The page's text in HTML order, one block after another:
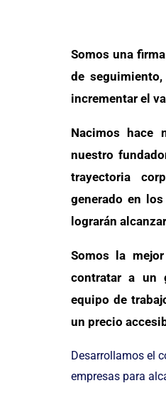
Somos una
de
incrementar el
Nacimos hace
nuestro
trayectoria
generado en
lograrán
Somos la
contratar a un
equipo de
un precio
Desarrollamos el
empresas para